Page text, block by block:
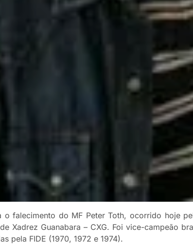
o falecimento do MF Peter Toth, ocorrido hoje
Xadrez Guanabara – CXG. Foi vice-campeão
pela FIDE (1970, 1972 e 1974).